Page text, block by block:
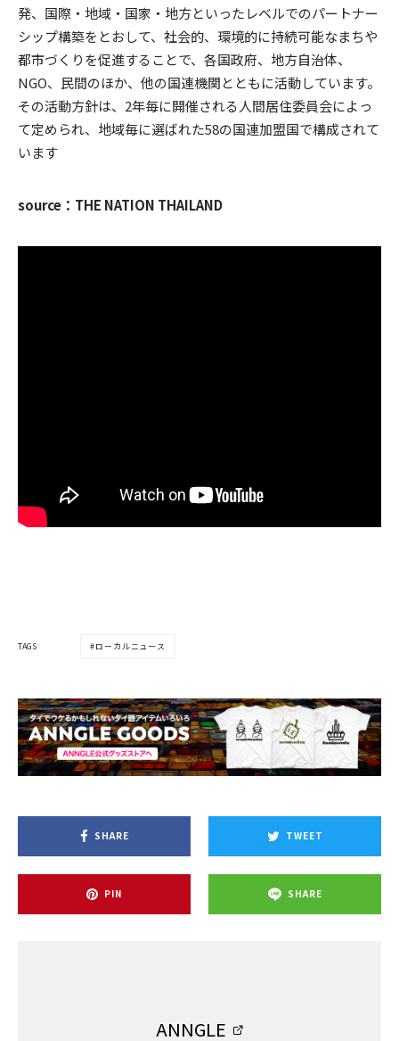
発、国際・地域・国家・地方といったレベルでのパートナー
シップ構築をとおして、社会的、環境的に持続可能なまちや
都市づくりを促進することで、各国政府、地方自治体、
NGO、民間のほか、他の国連機関とともに活動しています。
その活動方針は、2年毎に開催される人間居住委員会によっ
て定められ、地域毎に選ばれた58の国連加盟国で構成されて
います
source：THE NATION THAILAND
TAGS ローカルニュース
SHARE TWEET
PIN SHARE
ANNGLE